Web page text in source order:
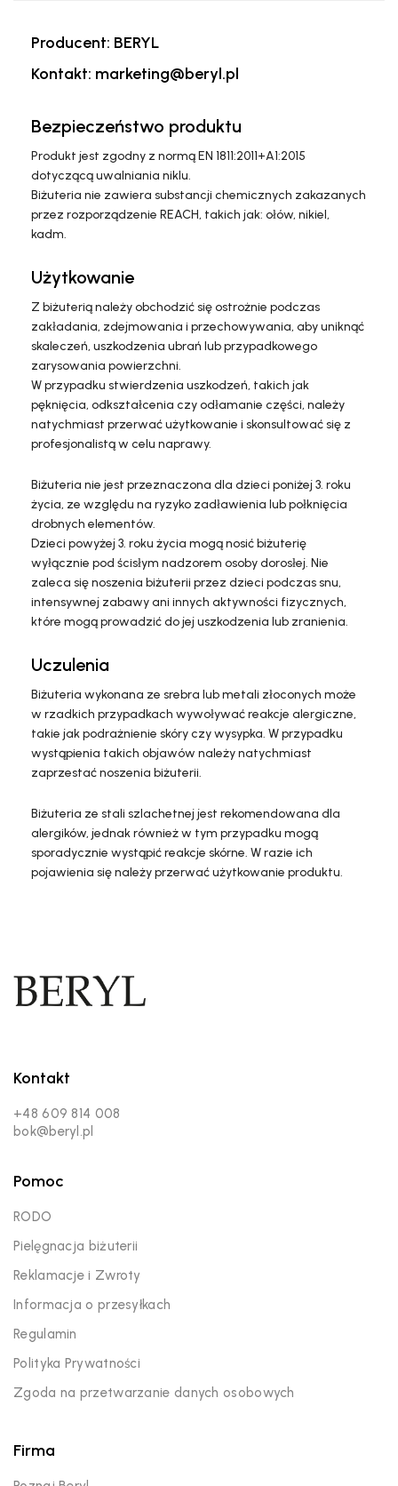
Producent: BERYL
Kontakt: marketing@beryl.pl
Bezpieczeństwo produktu
Produkt jest zgodny z normą EN 1811:2011+A1:2015
dotyczącą uwalniania niklu.
Biżuteria nie zawiera substancji chemicznych zakazanych
przez rozporządzenie REACH, takich jak: ołów, nikiel,
kadm.
Użytkowanie
Z biżuterią należy obchodzić się ostrożnie podczas
zakładania, zdejmowania i przechowywania, aby uniknąć
skaleczeń, uszkodzenia ubrań lub przypadkowego
zarysowania powierzchni.
W przypadku stwierdzenia uszkodzeń, takich jak
pęknięcia, odkształcenia czy odłamanie części, należy
natychmiast przerwać użytkowanie i skonsultować się z
profesjonalistą w celu naprawy.
Biżuteria nie jest przeznaczona dla dzieci poniżej 3. roku
życia, ze względu na ryzyko zadławienia lub połknięcia
drobnych elementów.
Dzieci powyżej 3. roku życia mogą nosić biżuterię
wyłącznie pod ścisłym nadzorem osoby dorosłej. Nie
zaleca się noszenia biżuterii przez dzieci podczas snu,
intensywnej zabawy ani innych aktywności fizycznych,
które mogą prowadzić do jej uszkodzenia lub zranienia.
Uczulenia
Biżuteria wykonana ze srebra lub metali złoconych może
w rzadkich przypadkach wywoływać reakcje alergiczne,
takie jak podrażnienie skóry czy wysypka. W przypadku
wystąpienia takich objawów należy natychmiast
zaprzestać noszenia biżuterii.
Biżuteria ze stali szlachetnej jest rekomendowana dla
alergików, jednak również w tym przypadku mogą
sporadycznie wystąpić reakcje skórne. W razie ich
pojawienia się należy przerwać użytkowanie produktu.
Kontakt
+48 609 814 008
bok@beryl.pl
Pomoc
RODO
Pielęgnacja biżuterii
Reklamacje i Zwroty
Informacja o przesyłkach
Regulamin
Polityka Prywatności
Zgoda na przetwarzanie danych osobowych
Firma